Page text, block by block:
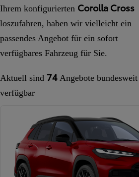
Ihrem konfigurierten Corolla Cross
loszufahren, haben wir vielleicht ein
passendes Angebot für ein sofort
verfügbares Fahrzeug für Sie.
Aktuell sind 74 Angebote bundesweit
verfügbar